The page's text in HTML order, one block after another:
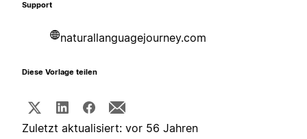
Support
naturallanguagejourney.com
Diese Vorlage teilen
Zuletzt aktualisiert: vor 56 Jahren